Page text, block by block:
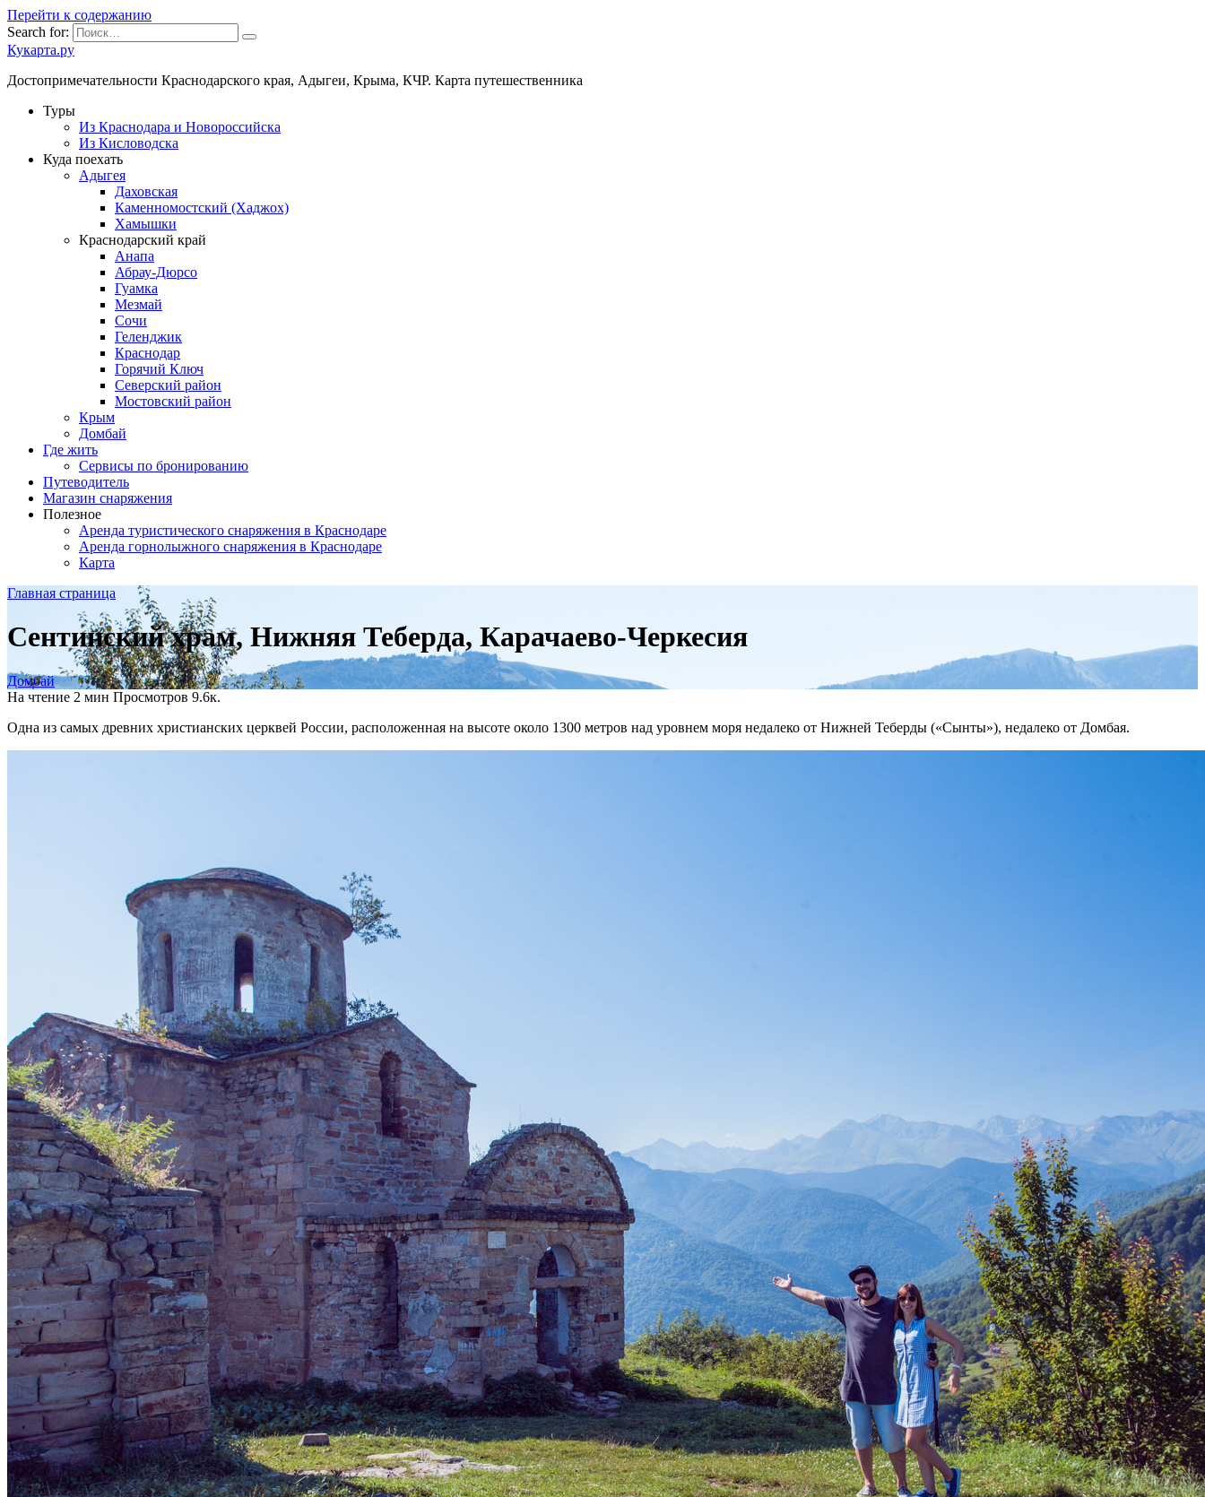
Перейти к содержанию
Search for:
Кукарта.ру
Достопримечательности Краснодарского края, Адыгеи, Крыма, КЧР. Карта путешественника
Туры
Из Краснодара и Новороссийска
Из Кисловодска
Куда поехать
Адыгея
Даховская
Каменномостский (Хаджох)
Хамышки
Краснодарский край
Анапа
Абрау-Дюрсо
Гуамка
Мезмай
Сочи
Геленджик
Краснодар
Горячий Ключ
Северский район
Мостовский район
Крым
Домбай
Где жить
Сервисы по бронированию
Путеводитель
Магазин снаряжения
Полезное
Аренда туристического снаряжения в Краснодаре
Аренда горнолыжного снаряжения в Краснодаре
Карта
Главная страница
Сентинский храм, Нижняя Теберда, Карачаево-Черкесия
Домбай
На чтение 2 мин Просмотров 9.6к.
Одна из самых древних христианских церквей России, расположенная на высоте около 1300 метров над уровнем моря недалеко от Нижней Теберды («Сынты»), недалеко от Домбая.